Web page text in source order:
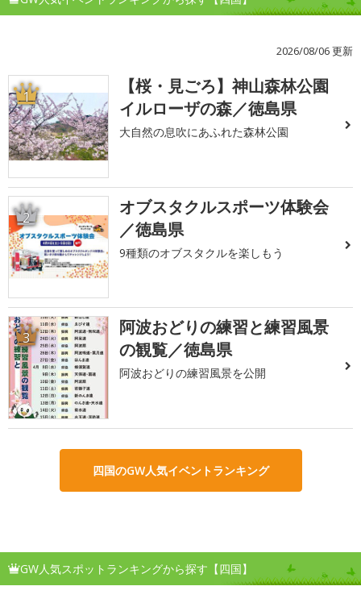
2026/08/06 更新
1
【桜・見ごろ】神山森林公園
イルローザの森／徳島県
大自然の息吹にあふれた森林公園
2
オブスタクルスポーツ体験会
／徳島県
9種類のオブスタクルを楽しもう
3
阿波おどりの練習と練習風景
の観覧／徳島県
阿波おどりの練習風景を公開
四国のGW人気イベントランキング
GW人気スポットランキングから探す【四国】